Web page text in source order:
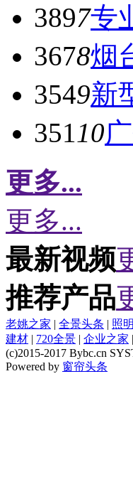
3897专
3678烟
3549新
35110
更多...
更多...
最新视频
推荐产品
老姚之家 | 全景头条 | 照
建材 | 720全景 | 企业之家 |
(c)2015-2017 Bybc.cn
Powered by 窗帘头条